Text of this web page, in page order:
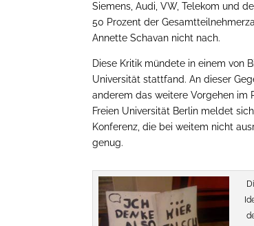
Siemens, Audi, VW, Telekom und
50 Prozent der
Annette Schavan nicht nach.
Diese Kritik mündete in einem von
Universität stattfand. An dieser
anderem das weitere Vorgehen im
Freien Universität Berlin meldet
Konferenz, die bei weitem nicht
genug.